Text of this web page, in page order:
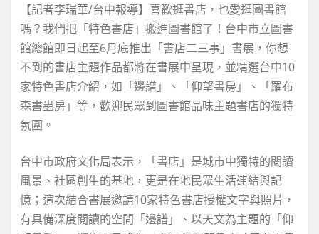
【記者李瑞華/台中報導】喜歡逛書店，也愛逛圖書館
嗎？我們把「特色書店」搬進圖書館了！台中市立圖書
館總館即日起至6月底推出「書店二三事」書展，你想
不到的書店主題作品都將在書展中呈現，並精選台中10
家特色書店介紹，如「邊譜」、「仰望書房」、「羅布
森書蟲房」等，歡迎民眾到圖書館品味主題書店的獨特
氛圍。
台中市政府文化局表示，「書店」是城市中獨特的閱讀
風景、社區創生的基地，更是在地民眾生活連結與記
憶；這次結合書展邀請10家特色書店授權文字與照片，
有具備深度閱讀的空間「邊譜」、以天文為主題的「仰